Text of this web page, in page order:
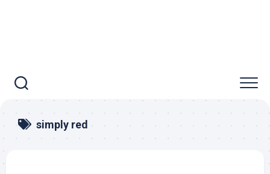
simply red